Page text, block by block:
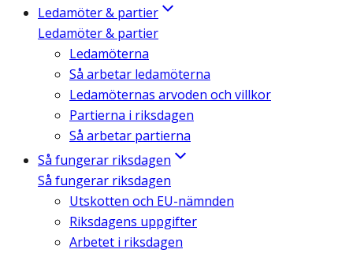
Ledamöter & partier
Ledamöter & partier
Ledamöterna
Så arbetar ledamöterna
Ledamöternas arvoden och villkor
Partierna i riksdagen
Så arbetar partierna
Så fungerar riksdagen
Så fungerar riksdagen
Utskotten och EU-nämnden
Riksdagens uppgifter
Arbetet i riksdagen